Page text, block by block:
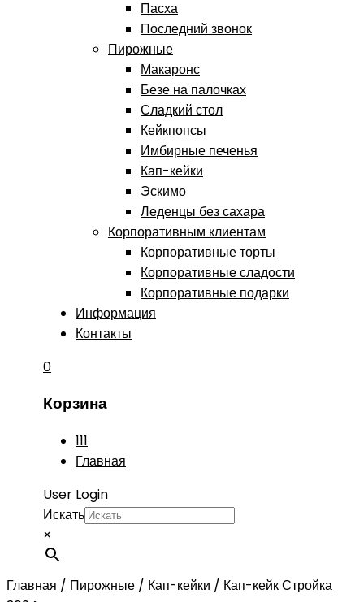
Пасха
Последний звонок
Пирожные
Макаронс
Безе на палочках
Сладкий стол
Кейкпопсы
Имбирные печенья
Кап-кейки
Эскимо
Леденцы без сахара
Корпоративным клиентам
Корпоративные торты
Корпоративные сладости
Корпоративные подарки
Информация
Контакты
0
Корзина
111
Главная
User Login
Искать
×
Главная / Пирожные / Кап-кейки / Кап-кейк Стройка